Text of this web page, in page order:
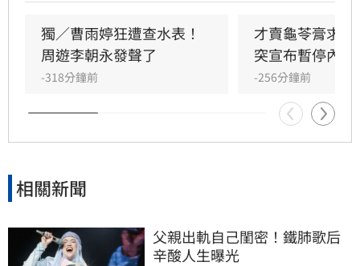
話，勸告年僅68歲的田路路應學會自強自力。
獨／曹雨婷狂遭查水表！
周遊李朝永發聲了
-318分鐘前
才賣龜苓膏求
突宣布暫停內幕
-256分鐘前
相關新聞
父親出軌自己閨密！鐵肺歌后
辛酸人生曝光